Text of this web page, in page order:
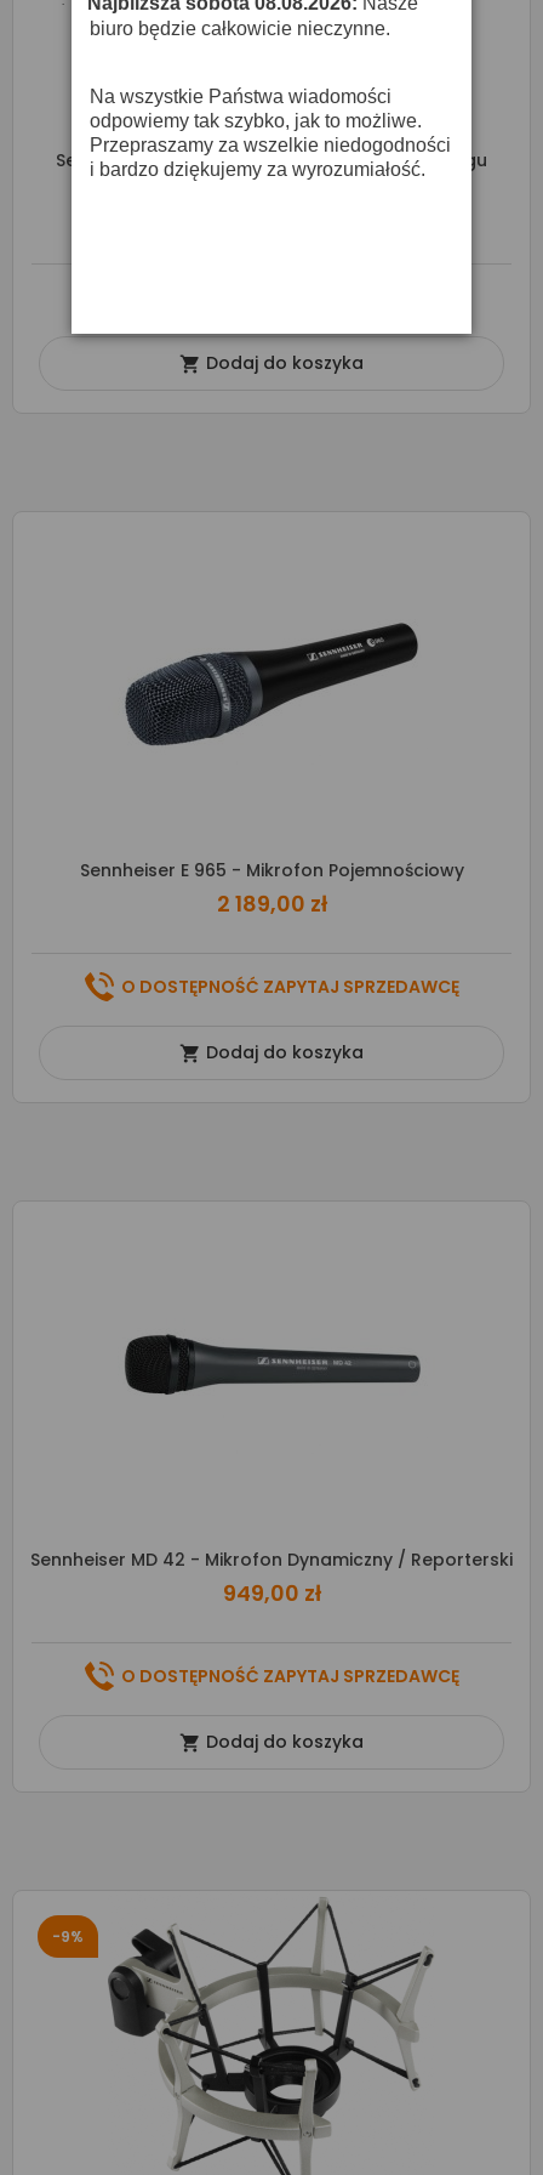
Sennheiser XSW IEM SET (B) - System Monitoringu
Dousznego
 Dodaj do koszyka
Sennheiser E 965 - Mikrofon Pojemnościowy
2 189,00 zł
O DOSTĘPNOŚĆ ZAPYTAJ SPRZEDAWCĘ
 Dodaj do koszyka
Sennheiser MD 42 - Mikrofon Dynamiczny / Reporterski
949,00 zł
O DOSTĘPNOŚĆ ZAPYTAJ SPRZEDAWCĘ
 Dodaj do koszyka
-9%
·
biuro będzie całkowicie nieczynne.
Na wszystkie Państwa wiadomości
odpowiemy tak szybko, jak to możliwe.
Przepraszamy za wszelkie niedogodności
i bardzo dziękujemy za wyrozumiałość.